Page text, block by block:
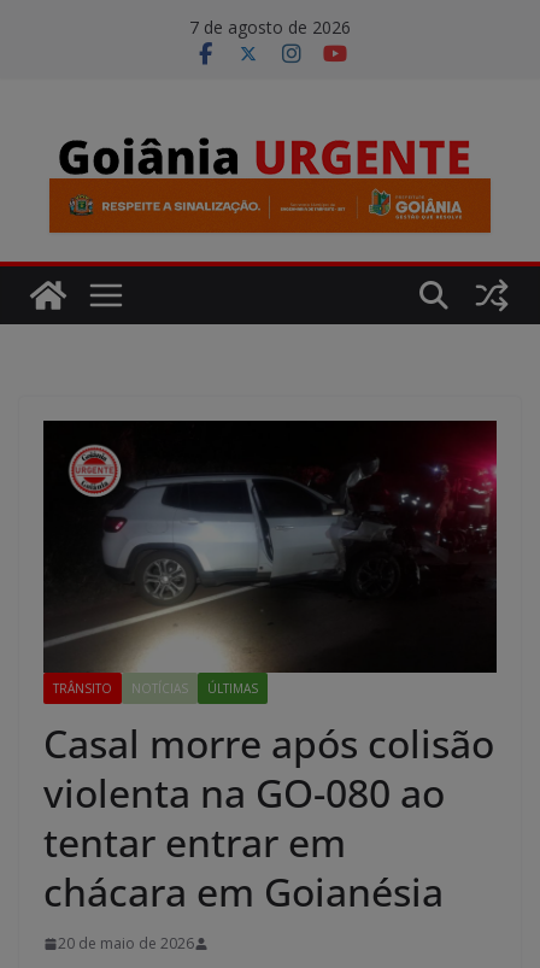
7 de agosto de 2026
TRÂNSITO NOTÍCIAS ÚLTIMAS
Casal morre após colisão
violenta na GO-080 ao
tentar entrar em
chácara em Goianésia
20 de maio de 2026
modal-check